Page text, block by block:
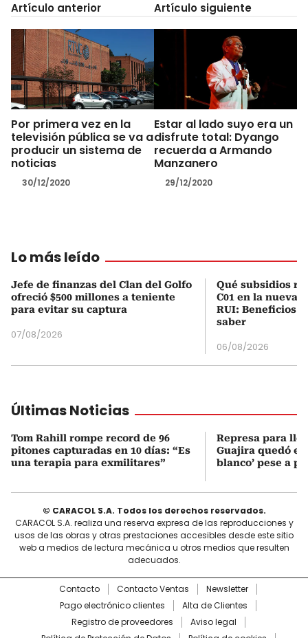
Artículo anterior
Por primera vez en la
televisión pública se va a
producir un sistema de
noticias
30/12/2020
Artículo siguiente
Estar al lado suyo era un
disfrute total: Dyango
recuerda a Armando
Manzanero
29/12/2020
Lo más leído
Jefe de finanzas del Clan del Golfo
ofreció $500 millones a teniente
para evitar su captura
07/08/2026
Qué subsidios
C01 en la nueva
RUI: Beneficios
saber
06/08/2026
Últimas Noticias
Tom Rahill rompe record de 96
pitones capturadas en 10 días: “Es
una terapia para exmilitares”
Represa para
Guajira quedó en
blanco’ pese a
© CARACOL S.A. Todos los derechos reservados.
CARACOL S.A. realiza una reserva expresa de las reproducciones y
usos de las obras y otras prestaciones accesibles desde este sitio
web a medios de lectura mecánica u otros medios que resulten
adecuados.
Contacto Contacto Ventas
Newsletter
Pago electrónico clientes
Alta de Clientes
Registro de proveedores
Aviso legal